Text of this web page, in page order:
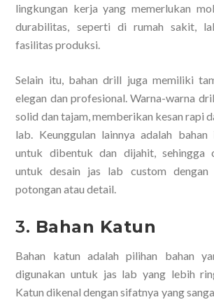
lingkungan kerja yang memerlukan
durabilitas, seperti di rumah sakit,
fasilitas produksi.
Selain itu, bahan drill juga memiliki
elegan dan profesional. Warna-warna
solid dan tajam, memberikan kesan rapi
lab. Keunggulan lainnya adalah
untuk dibentuk dan dijahit, sehingga
untuk desain jas lab custom dengan
potongan atau detail.
3. Bahan Katun
Bahan katun adalah pilihan bahan
digunakan untuk jas lab yang lebih
Katun dikenal dengan sifatnya yang